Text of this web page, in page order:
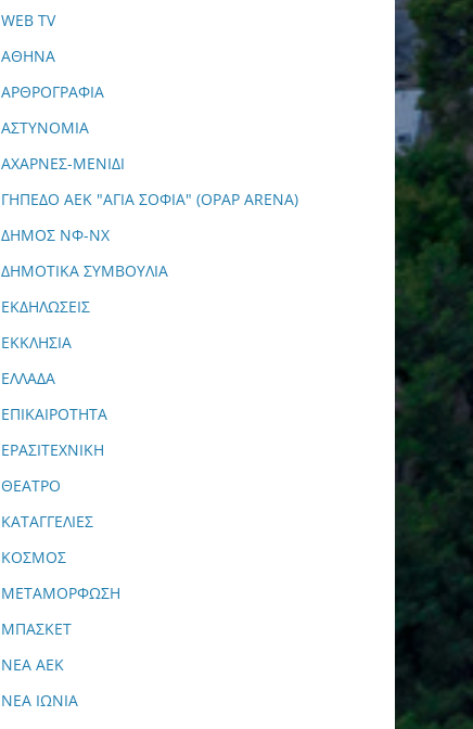
WEB TV
ΑΘΗΝΑ
ΑΡΘΡΟΓΡΑΦΙΑ
ΑΣΤΥΝΟΜΙΑ
ΑΧΑΡΝΕΣ-ΜΕΝΙΔΙ
ΓΗΠΕΔΟ ΑΕΚ "ΑΓΙΑ ΣΟΦΙΑ" (OPAP ARENA)
ΔΗΜΟΣ ΝΦ-ΝΧ
ΔΗΜΟΤΙΚΑ ΣΥΜΒΟΥΛΙΑ
ΕΚΔΗΛΩΣΕΙΣ
ΕΚΚΛΗΣΙΑ
ΕΛΛΑΔΑ
ΕΠΙΚΑΙΡΟΤΗΤΑ
ΕΡΑΣΙΤΕΧΝΙΚΗ
ΘΕΑΤΡΟ
ΚΑΤΑΓΓΕΛΙΕΣ
ΚΟΣΜΟΣ
ΜΕΤΑΜΟΡΦΩΣΗ
ΜΠΑΣΚΕΤ
ΝΕΑ ΑΕΚ
ΝΕΑ ΙΩΝΙΑ